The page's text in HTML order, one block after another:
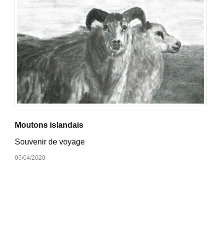
Moutons islandais
Souvenir de voyage
05/04/2020